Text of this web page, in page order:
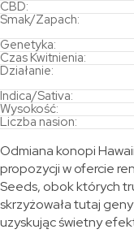
CBD:
Smak/Zapach:
Genetyka:
Czas Kwitnienia:
Działanie:
Indica/Sativa:
Wysokość:
Liczba nasion:
Odmiana konopi
propozycji w ofercie
Seeds, obok których
skrzyżowała tutaj
uzyskując świetny